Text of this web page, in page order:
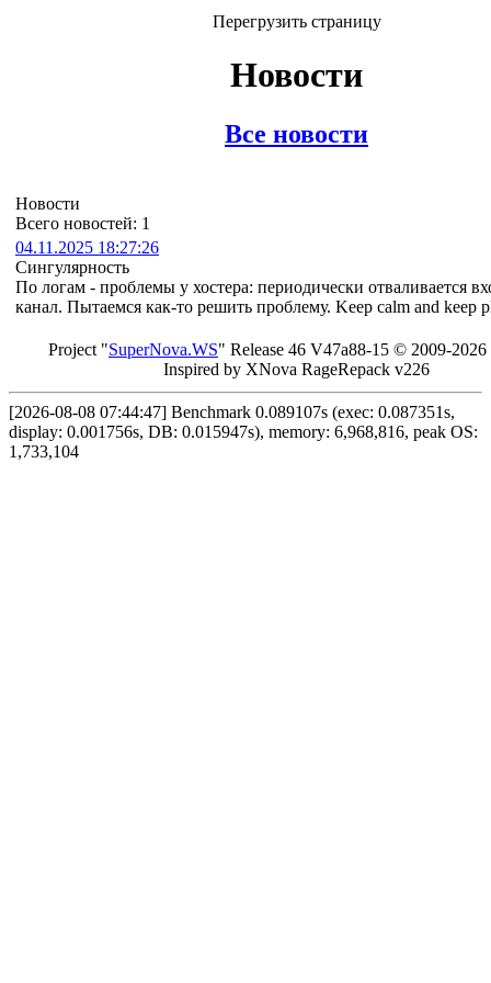
Перегрузить страницу
Новости
Все новости
Новости
Всего новостей: 1
04.11.2025 18:27:26
Сингулярность
По логам - проблемы у хостера: периодически отваливается
канал. Пытаемся как-то решить проблему. Keep calm and keep
Project "SuperNova.WS" Release 46 V47a88-15 © 2009-2026
Inspired by XNova RageRepack v226
[2026-08-08 07:44:47] Benchmark 0.089107s (exec: 0.087351s,
display: 0.001756s, DB: 0.015947s), memory: 6,968,816, peak OS:
1,733,104